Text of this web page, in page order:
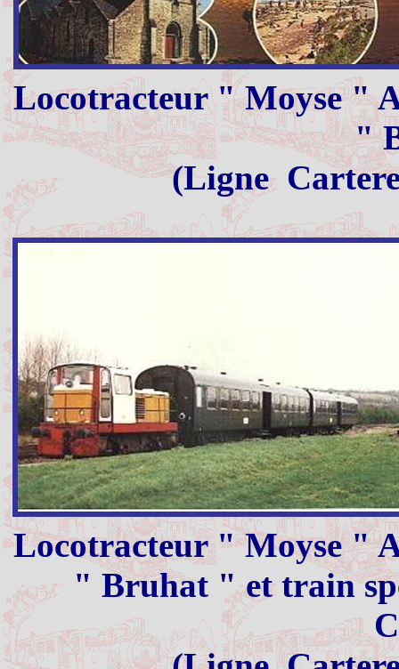
Locotracteur " Moyse "
"
(Ligne
Locotracteur " Moyse "
" Bruhat " et train